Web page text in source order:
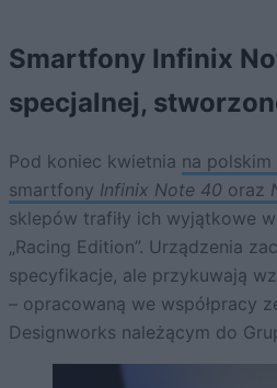
Smartfony Infinix
specjalnej,
Pod koniec kwietnia na polskim
smartfony Infinix Note 40 oraz
sklepów trafiły ich wyjątkowe
„Racing Edition”. Urządzenia
specyfikacje, ale przykuwają
– opracowaną we współpracy
Designworks należącym do